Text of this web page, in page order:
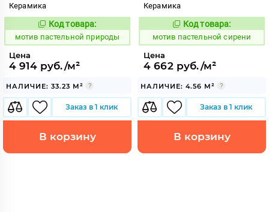
Керамика
1039975
Код товара:
мотив пастельной природы
Цена
4 914 руб./м²
НАЛИЧИЕ: 33.23 М²
Заказ в 1 клик
В корзину
Керамика
1039964
Код товара:
мотив пастельной сирени
Цена
4 662 руб./м²
НАЛИЧИЕ: 4.56 М²
Заказ в 1 клик
В корзину